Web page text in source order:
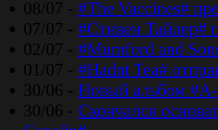
08/07 - #The Vaccines#
07/07 - #Стивен Тайлер#
02/07 - #Mumford and
01/07 - #Hadnt Tea#
30/06 - Новый альбом #A-
30/06 - Скончался